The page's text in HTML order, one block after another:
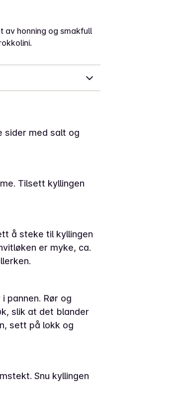
av honning og smakfull
sider med salt og
Tilsett kyllingen
å steke til kyllingen
er myke, ca.
pannen. Rør og
slik at det blander
sett på lokk og
Snu kyllingen